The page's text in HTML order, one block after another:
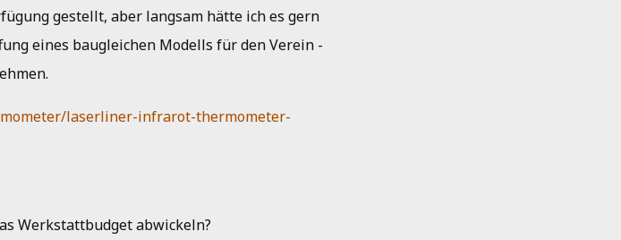
gestellt, aber langsam hätte ich es gern
eines baugleichen Modells für den Verein -
laserliner-infrarot-thermometer-
Werkstattbudget abwickeln?